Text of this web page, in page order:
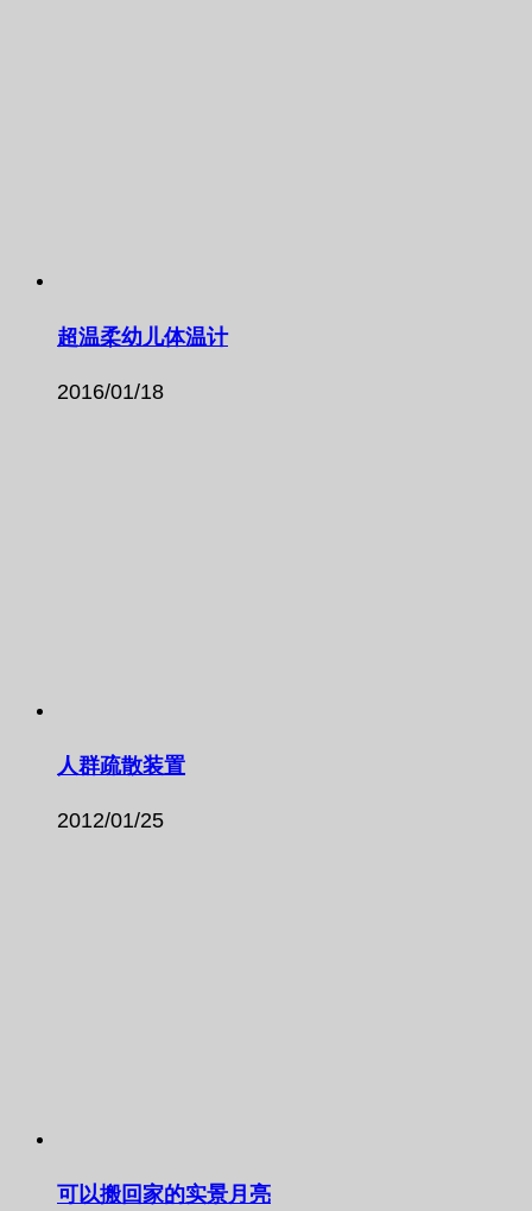
超温柔幼儿体温计
2016/01/18
人群疏散装置
2012/01/25
可以搬回家的实景月亮